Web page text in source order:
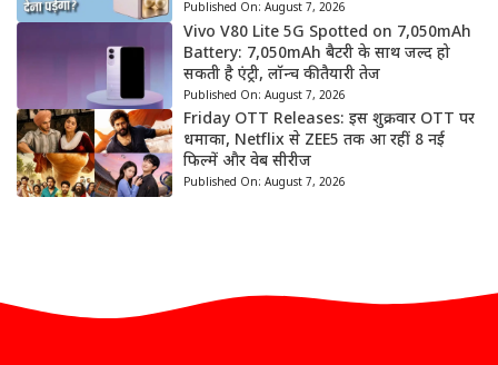
Published On: August 7, 2026
Vivo V80 Lite 5G Spotted on 7,050mAh
Battery: 7,050mAh बैटरी के साथ जल्द हो
सकती है एंट्री, लॉन्च की तैयारी तेज
Published On: August 7, 2026
Friday OTT Releases: इस शुक्रवार OTT पर
धमाका, Netflix से ZEE5 तक आ रहीं 8 नई
फिल्में और वेब सीरीज
Published On: August 7, 2026